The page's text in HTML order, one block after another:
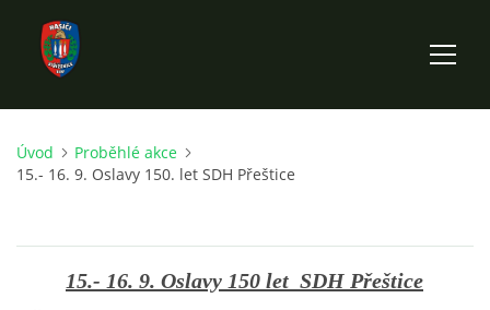
ÚVOD
VÝKONNÝ VÝBOR SBORU
Úvod
Proběhlé akce
15.- 16. 9. Oslavy 150. let SDH Přeštice
15.- 16. 9. Oslavy 150 let SDH Přeštice